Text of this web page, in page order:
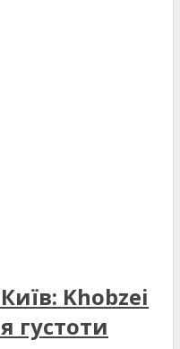
Khobzei
густоти